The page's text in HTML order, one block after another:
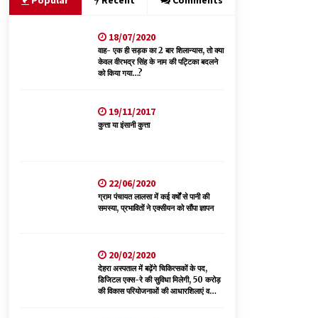
नितिन गडकरी से मिले विक्रमादित्य सिंह, हिमाचल की सड़क
परियोजनाओं को मिली बड़ी सौगात
06/08/2026
नियमितीकरण, शिक्षा निदेशालय ने जारी किया स्पष्टीकरण
05/08/2026
शूराला में वृक्षारोपण अभियान आयोजित
05/08/2026
18/07/2020
वाह- एक ही सड़क का 2 बार शिलान्यास, तो क्या
केवल वीरभद्र सिंह के नाम की पट्टिका बदलने
को किया गया…?
19/11/2017
कुत्ता या इंसानी कुत्ता
22/06/2020
ग्राम पंचायत लालसा में कई वर्षों से पानी की
समस्या, प्रभावितों ने एक्सीयन को सौंपा ज्ञापन
20/02/2020
देहरा अस्पताल में बढ़ेंगे चिकित्सकों के पद,
डिजिटल एक्स-रे की सुविधा मिलेगी, 50 करोड़
की विकास परियोजनाओं की आधारशिलाएं व